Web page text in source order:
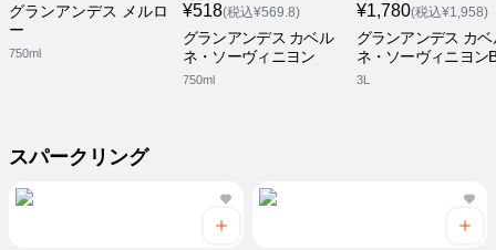
グランアンデス メルロ
ー
750ml
¥518(税込¥569.8)
グランアンデス カベル
ネ・ソーヴィニヨン
750ml
¥1,780(税込¥1,958)
グランアンデス カベ
ネ・ソーヴィニヨン
3L
スパークリング